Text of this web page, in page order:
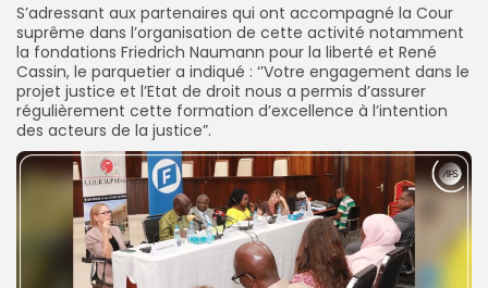
S’adressant aux partenaires qui ont accompagné la Cour
suprême dans l’organisation de cette activité notamment
la fondations Friedrich Naumann pour la liberté et René
Cassin, le parquetier a indiqué : ‘’Votre engagement dans le
projet justice et l’Etat de droit nous a permis d’assurer
régulièrement cette formation d’excellence à l’intention
des acteurs de la justice”.